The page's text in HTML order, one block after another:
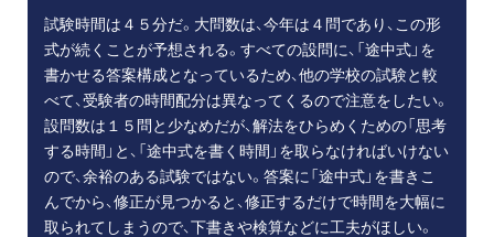
試験時間は４５分だ。大問数は、今年は４問であり、この形
式が続くことが予想される。すべての設問に、「途中式」を
書かせる答案構成となっているため、他の学校の試験と較
べて、受験者の時間配分は異なってくるので注意をしたい。
設問数は１５問と少なめだが、解法をひらめくための「思考
する時間」と、「途中式を書く時間」を取らなければいけない
ので、余裕のある試験ではない。答案に「途中式」を書きこ
んでから、修正が見つかると、修正するだけで時間を大幅に
取られてしまうので、下書きや検算などに工夫がほしい。